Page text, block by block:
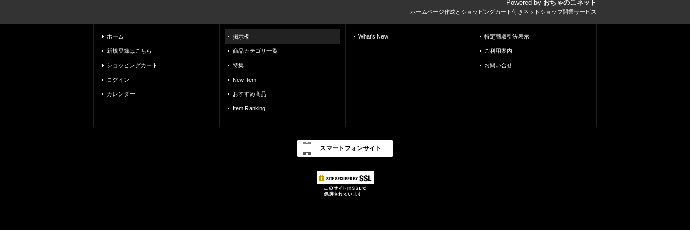
Powered by おちゃのこネット
ホームページ作成とショッピングカート付きネットショップ開業サービス
ホーム
新規登録はこちら
ショッピングカート
ログイン
カレンダー
掲示板
商品カテゴリ一覧
特集
New Item
おすすめ商品
Item Ranking
What's New 特定商取引法表示
ご利用案内
お問い合せ
スマートフォンサイト